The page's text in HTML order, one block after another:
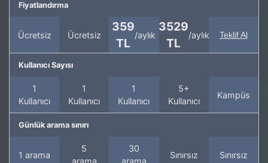
Fiyatlandırma
Ücretsiz Ücretsiz
359
TL
/aylık
3529
TL
/aylık Teklif Al
Kullanıcı Sayısı
1
Kullanıcı
1
Kullanıcı
1
Kullanıcı
5+
Kullanıcı
Kampüs
Günlük arama sınırı
1 arama
5
arama
30
arama
Sınırsız Sınırsız